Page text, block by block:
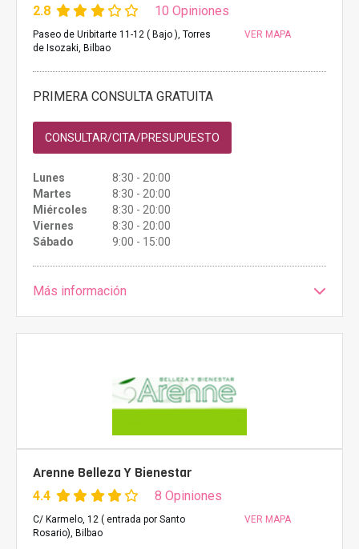
2.8 10 Opiniones
Paseo de Uribitarte 11-12 ( Bajo ), Torres
de Isozaki, Bilbao
VER MAPA
PRIMERA CONSULTA GRATUITA
CONSULTAR/CITA/PRESUPUESTO
Lunes
8:30 - 20:00
Martes
8:30 - 20:00
Miércoles
8:30 - 20:00
Viernes
8:30 - 20:00
Sábado
9:00 - 15:00
Más información
Arenne Belleza Y Bienestar
4.4 8 Opiniones
C/ Karmelo, 12 ( entrada por Santo
Rosario), Bilbao
VER MAPA